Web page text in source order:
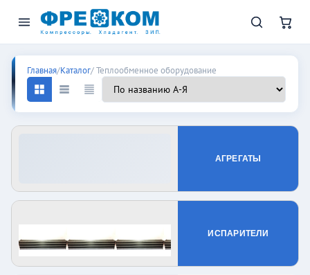
Теплообменное
Главная/Каталог/ Теплообменное оборудование
АГРЕГАТЫ
ИСПАРИТЕЛИ